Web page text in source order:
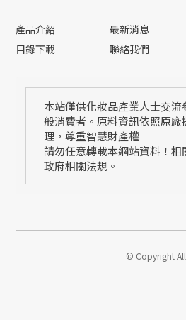
產品介紹 最新消息
目錄下載
聯絡我們
本站僅供化妝品產業人士交
般消費者。原料資訊依照原
理，尊重智慧財產權
請勿任意轉載本網站資料！
政府相關法規。
© Copyright All